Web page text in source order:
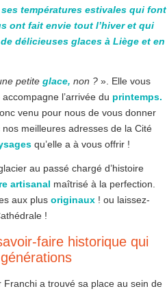
températures estivales qui font
ont fait envie tout l’hiver et qui
délicieuses glaces à Liège et en
petite glace, non ?». Elle vous
l’arrivée du printemps.
venu pour nous de vous donner
meilleures adresses de la Cité
qu’elle a à vous offrir !
glacier au passé chargé d’histoire
artisanal maîtrisé à la perfection.
aux plus originaux! ou laissez-
!
faire historique qui
Franchi a trouvé sa place au sein de